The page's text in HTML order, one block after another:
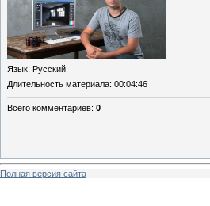
Язык: Русский
Длительность материала: 00:04:46
Всего комментариев: 0
Полная версия сайта